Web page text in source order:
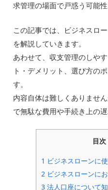
求管理の場面で戸惑う可能性
この記事では、ビジネスロ
を解説していきます。
あわせて、収支管理のしや
ト・デメリット、選び方の
す。
内容自体は難しくありませ
で無駄な費用や手続き上の
目次
1 ビジネスローンに
2 ビジネスローンに
3 法人口座について